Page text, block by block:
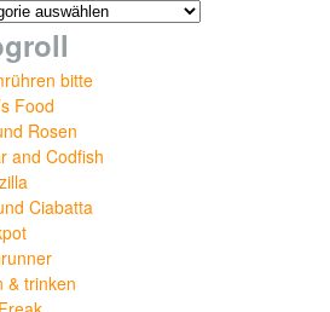
bitte
Food
Rosen
and Codfish
Ciabatta
& trinken